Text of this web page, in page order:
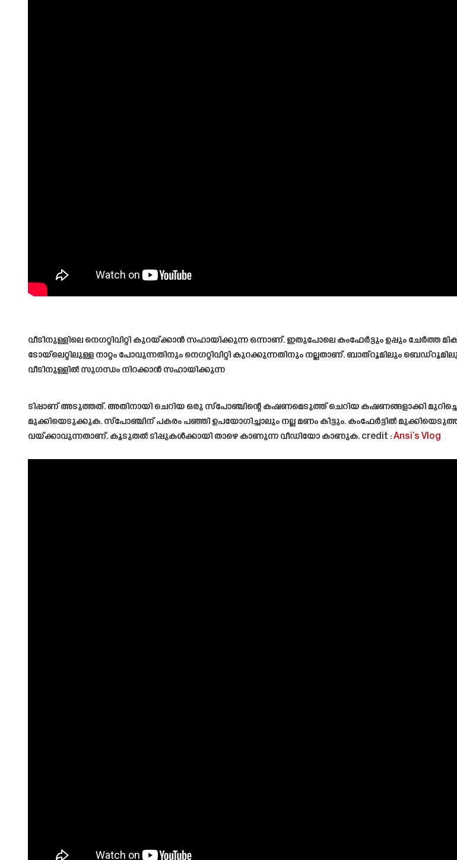
വീടിനുള്ളിലെ നെഗറ്റിവിറ്റി കുറയ്ക്കാൻ സഹായിക്കുന്ന ഒന്നാണ്. ഇതുപോലെ കംഫേർട്ടും ഉപ്പും
ടോയ്‌ലെറ്റിലുള്ള നാറ്റം പോവുന്നതിനും നെഗറ്റിവിറ്റി കുറക്കുന്നതിനും നല്ലതാണ്. ബാത്റൂമിലും
വീടിനുള്ളിൽ സുഗന്ധം നിറക്കാൻ സഹായിക്കുന്ന
ടിപ്പാണ് അടുത്തത്. അതിനായി ചെറിയ ഒരു സ്പോഞ്ചിന്റെ കഷണമെടുത്ത് ചെറിയ കഷണങ്ങളാക്കി
മുക്കിയെടുക്കുക. സ്പോഞ്ചിന് പകരം പഞ്ഞി ഉപയോഗിച്ചാലും നല്ല മണം കിട്ടും. കംഫേർട്ടിൽ
വയ്ക്കാവുന്നതാണ്. കൂടുതൽ ടിപ്പുകൾക്കായി താഴെ കാണുന്ന വീഡിയോ കാണുക. credit :Ansi’s Vlog